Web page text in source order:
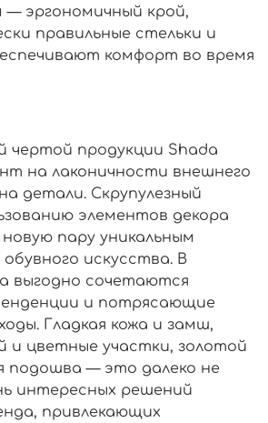
— эргономичный крой,
правильные стельки и
комфорт во время
чертой продукции Shadа
на лаконичности внешнего
детали. Скрупулезный
элементов декора
пару уникальным
искусства. В
выгодно сочетаются
и потрясающие
Гладкая кожа и замш,
и цветные участки, золотой
подошва — это далеко не
интересных решений
привлекающих